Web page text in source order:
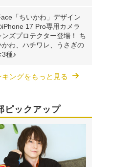
「ちいかわ」デザイン
iPhone 17 Pro専用カメラ
ンズプロテクター登場！ ち
かわ、ハチワレ、うさぎの
3種♪
ングをもっと見る
ピックアップ